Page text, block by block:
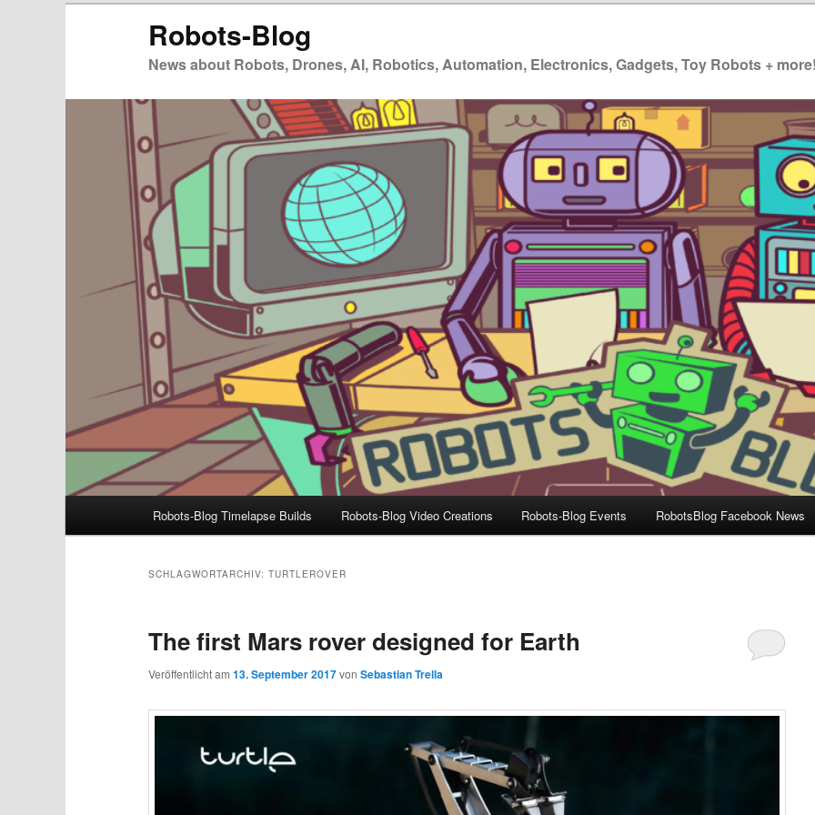
Robots-Blog
News about Robots, Drones, AI, Robotics, Automation, Electronics, Gadgets, Toy Robots + more!
Robots-Blog Timelapse Builds Robots-Blog Video Creations Robots-Blog Events RobotsBlog Facebook News
SCHLAGWORTARCHIV:TURTLEROVER
The first Mars rover designed for Earth
Veröffentlicht am13. September 2017vonSebastian Trella